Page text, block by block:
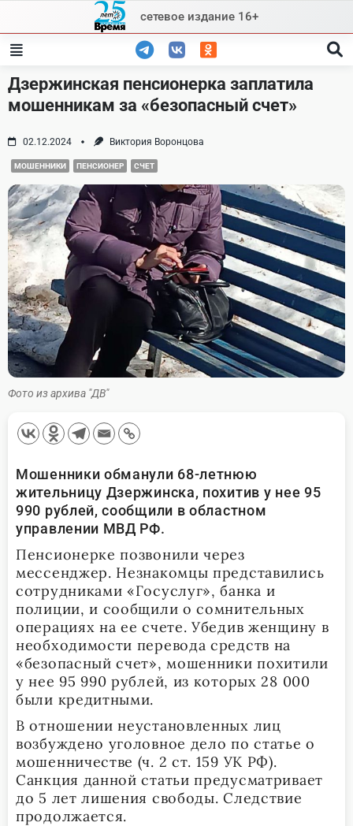
content
сетевое издание 16+
Дзержинская пенсионерка заплатила
мошенникам за «безопасный счет»
02.12.2024 Виктория Воронцова
МОШЕННИКИ ПЕНСИОНЕР СЧЕТ
Фото из архива "ДВ"
Мошенники обманули 68-летнюю
жительницу Дзержинска, похитив у нее 95
990 рублей, сообщили в областном
управлении МВД РФ.
Пенсионерке позвонили через
мессенджер. Незнакомцы представились
сотрудниками «Госуслуг», банка и
полиции, и сообщили о сомнительных
операциях на ее счете. Убедив женщину в
необходимости перевода средств на
«безопасный счет», мошенники похитили
у нее 95 990 рублей, из которых 28 000
были кредитными.
В отношении неустановленных лиц
возбуждено уголовное дело по статье о
мошенничестве (ч. 2 ст. 159 УК РФ).
Санкция данной статьи предусматривает
до 5 лет лишения свободы. Следствие
продолжается.